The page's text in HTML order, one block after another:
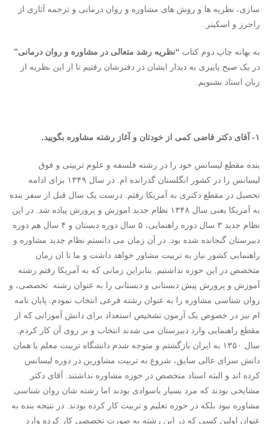
سازی، نظریه ها و روش های مشاوره و روان درمانی و ترجمه آثاری از
راجرز و اسکینر.
به بهانه چاپ دوم کتاب “نظریه رشد متعالی در مشاوره و روان درمانی”
در یک صبح پاییزی به دیدار ایشان در دفترشان رفتیم تا از این نظریه از
زبان استاد بشنویم.
۱- آقای دکتر قاضی کمی از خودتان و آغاز رشته مشاوره بگویید.
بنده مقطع لیسانس خود را در رشته فلسفه و علوم تربیتی و فوق
لیسانس را در کشور انگلستان گذرانده ام. در سال ۱۳۴۹ برای ادامه
تحصیل در مقطع دکتری به آمریکا رفتم. درست یک سال قبل از سفر بنده
به آمریکا یعنی سال ۱۳۴۸ نظام جدید اموزش و پرورش پیاده شد. در این
نظام جدید ۳ سال دوره راهنمایی، ۵ سال دوره دبستان و ۴ سال هم دوره
دبیرستان گنجانده شده بود. در آن زمان می دانستم نظام جدید مشاوره و
راهنمایی کشور نیاز به تربیت مشاور خواهد داشت و ما تا ان زمان
متخصص در این حوزه نداشتیم. بنابراین زمانی که به آمریکا رفتم رشته
آموزش و پرورش پیش دبستانی و دبستانی را به عنوان رشته تخصصی، و
روان شناسی مشاوره را به عنوان رشته فرعی انتخاب نمودم. پایان نامه
ام نیز در خصوص یک آزمون تشخیص استعداد برای دانش آموزانی که از
مقطع راهنمایی وارد دبیرستان می شدند انتخاب و بر روی آن کار کردم.
سال ۱۳۵۰ به ایران بازگشتم و متوجه شدم دانشگاه تربیت معلم یا همان
دانش سرای عالی سابق، شروع به تربیت مشاورین در دوره لیسانس
کرده اند و البته استاد متخصص در حوزه مشاوره نداشتند. آقای دکتر
مشایخی بودند که مرد بسیار باسوادی بودند اما رشته شان روان شناسی
مشاوره نبود بلکه در حوزه تعلیم و تربیت کار کرده بودند. در نتیجه بنده به
عنوان اولین کسی که در این رشته به صورت تخصصی کار کرده وارد